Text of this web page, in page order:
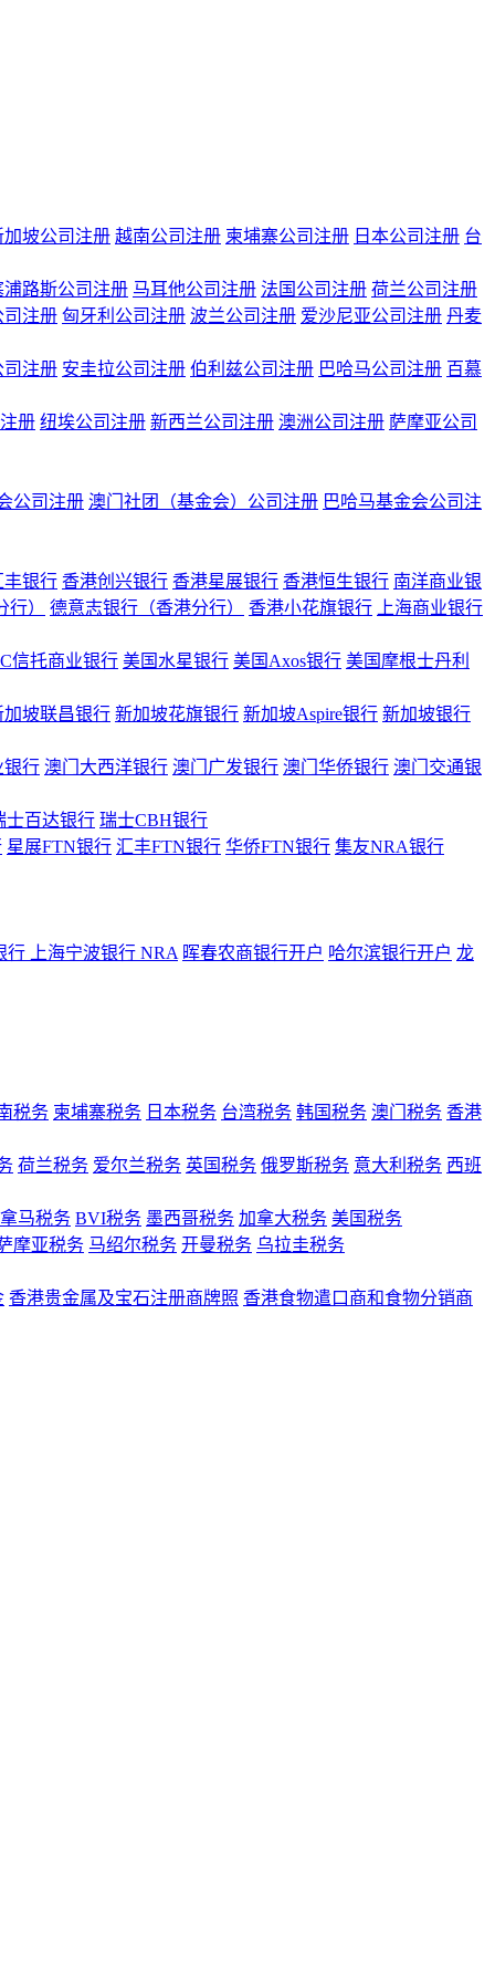
加坡公司注册 越南公司注册 柬埔寨公司注册 日本公司注册 台
浦路斯公司注册 马耳他公司注册 法国公司注册 荷兰公司注册
司注册 匈牙利公司注册 波兰公司注册 爱沙尼亚公司注册 丹麦
司注册 安圭拉公司注册 伯利兹公司注册 巴哈马公司注册 百慕
册 纽埃公司注册 新西兰公司注册 澳洲公司注册 萨摩亚公司
公司注册 澳门社团（基金会）公司注册 巴哈马基金会公司注
丰银行 香港创兴银行 香港星展银行 香港恒生银行 南洋商业银
）
德意志银行（香港分行） 香港小花旗银行 上海商业银行
信托商业银行 美国水星银行 美国Axos银行 美国摩根士丹利
加坡联昌银行 新加坡花旗银行 新加坡Aspire银行 新加坡银行
银行 澳门大西洋银行 澳门广发银行 澳门华侨银行 澳门交通银
士百达银行 瑞士CBH银行
星展FTN银行 汇丰FTN银行 华侨FTN银行 集友NRA银行
行 上海宁波银行 NRA 晖春农商银行开户 哈尔滨银行开户 龙
税务 柬埔寨税务 日本税务 台湾税务 韩国税务 澳门税务 香港
荷兰税务 爱尔兰税务 英国税务 俄罗斯税务 意大利税务 西班
马税务 BVI税务 墨西哥税务 加拿大税务 美国税务
摩亚税务 马绍尔税务 开曼税务 乌拉圭税务
香港贵金属及宝石注册商牌照 香港食物遣口商和食物分销商